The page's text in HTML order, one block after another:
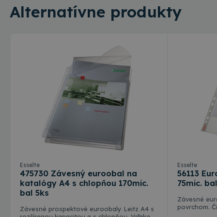
Alternatívne produkty
Esselte
475730 Závesný euroobal na
katalógy A4 s chlopňou 170mic.
bal 5ks
Závesné prospektové euroobaly Leitz A4 s
Esselte
56113
75mic.
Závesné
povrchom.
Nevyhnutne
Meno
Meno
Doména
Google
rshop_consent
RSHOP